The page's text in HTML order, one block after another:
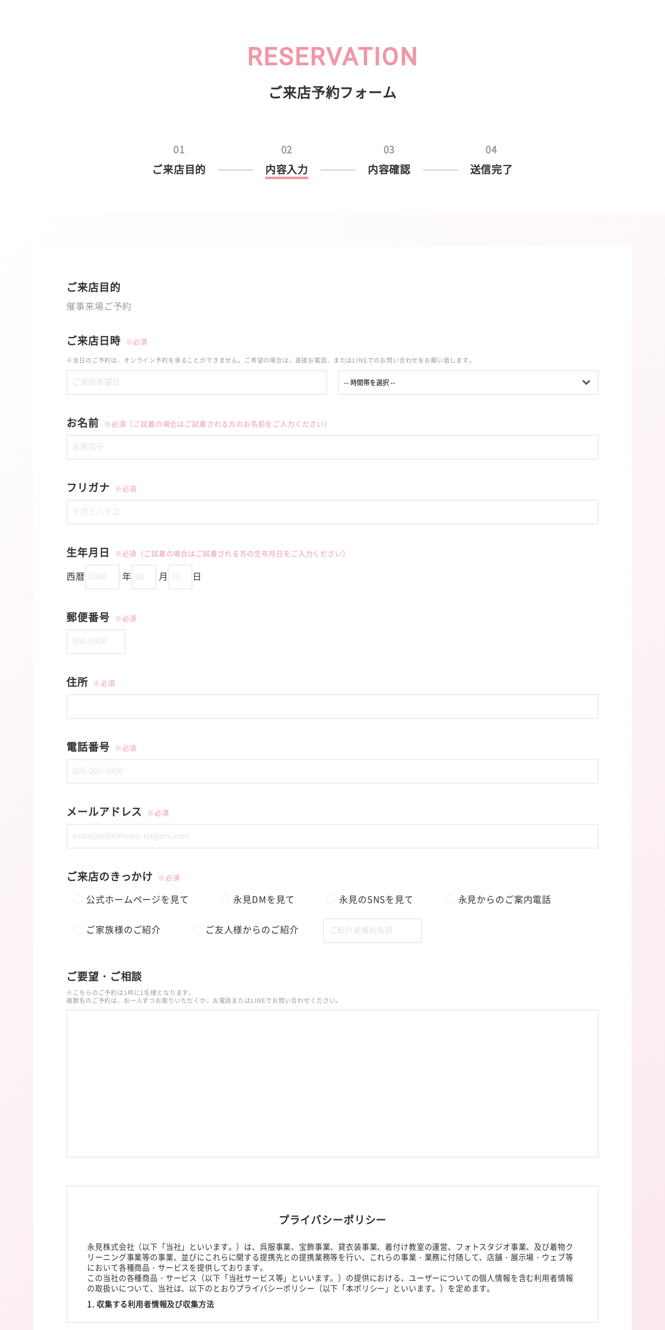
RESERVATION
ご来店予約フォーム
01
ご来店目的
02
内容入力
03
内容確認
04
送信完了
ご来店目的
催事来場ご予約
ご来店日時 ※必須
※当日のご予約は、オンライン予約を承ることができません。ご希望の場合は、直接お電話、またはLINEでのお問い合わせをお願い致します。
お名前 ※必須（ご試着の場合はご試着される方のお名前をご入力ください）
フリガナ ※必須
生年月日 ※必須（ご試着の場合はご試着される方の生年月日をご入力ください）
西暦 年 月 日
郵便番号 ※必須
住所 ※必須
電話番号 ※必須
メールアドレス ※必須
ご来店のきっかけ ※必須
公式ホームページを見て 永見DMを見て 永見のSNSを見て 永見からのご案内電話
ご家族様のご紹介 ご友人様からのご紹介
ご要望・ご相談
※こちらのご予約は1枠に1名様となります。
複数名のご予約は、お一人ずつお取りいただくか、お電話またはLINEでお問い合わせください。
プライバシーポリシー
永見株式会社（以下「当社」といいます。）は、呉服事業、宝飾事業、貸衣装事業、着付け教室の運営、フォトスタジオ事業、及び着物ク
リーニング事業等の事業、並びにこれらに関する提携先との提携業務等を行い、これらの事業・業務に付随して、店舗・展示場・ウェブ等
において各種商品・サービスを提供しております。
この当社の各種商品・サービス（以下「当社サービス等」といいます。）の提供における、ユーザーについての個人情報を含む利用者情報
の取扱いについて、当社は、以下のとおりプライバシーポリシー（以下「本ポリシー」といいます。）を定めます。
1. 収集する利用者情報及び収集方法